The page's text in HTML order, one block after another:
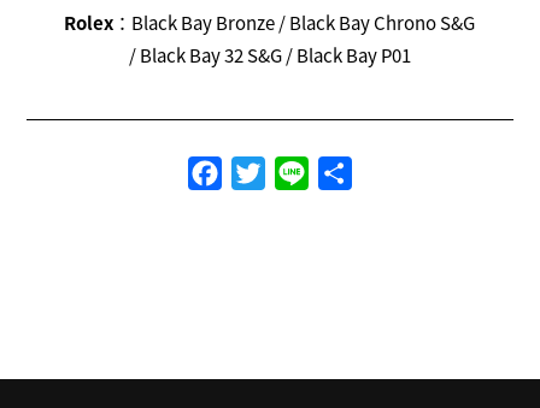
Rolex ：Black Bay Bronze / Black Bay Chrono S&G
/ Black Bay 32 S&G / Black Bay P01
FacebookTwitterLine